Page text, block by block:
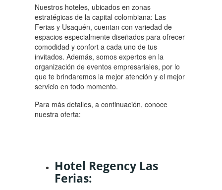
Nuestros hoteles, ubicados en zonas
estratégicas de la capital colombiana: Las
Ferias y Usaquén, cuentan con variedad de
espacios especialmente diseñados para ofrecer
comodidad y confort a cada uno de tus
invitados. Además, somos expertos en la
organización de eventos empresariales, por lo
que te brindaremos la mejor atención y el mejor
servicio en todo momento.
Para más detalles, a continuación, conoce
nuestra oferta:
Hotel Regency Las
Ferias: